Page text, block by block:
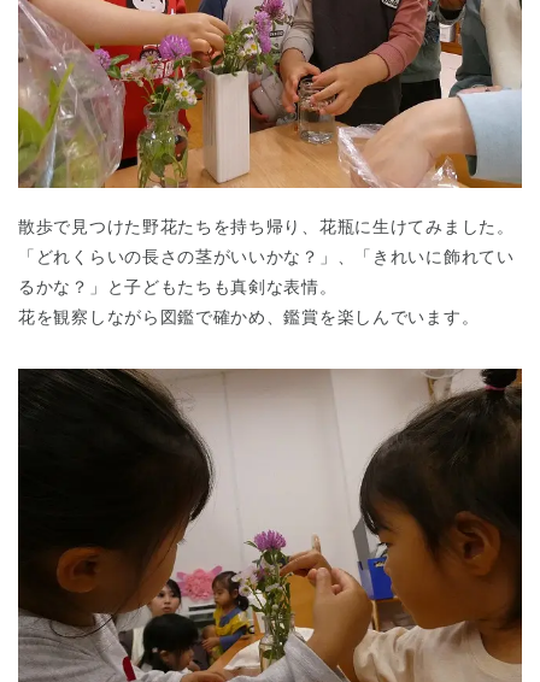
千葉県 千葉県 全域
埼玉県
兵庫県 兵庫県 全域
散歩で見つけた野花たちを持ち帰り、花瓶に生けてみました。
「どれくらいの長さの茎がいいかな？」、「きれいに飾れてい
るかな？」と子どもたちも真剣な表情。
花を観察しながら図鑑で確かめ、鑑賞を楽しんでいます。